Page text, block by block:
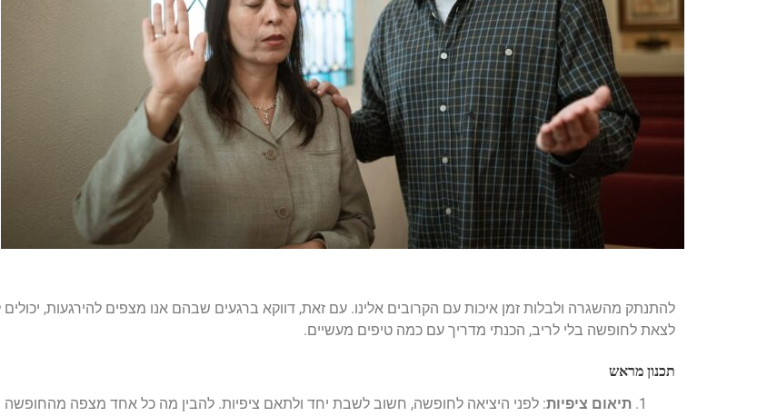
להתנתק מהשגרה ולבלות זמן איכות עם הקרובים אלינו. עם זאת, דווקא ברגעים שבהם אנו מצפים להירגעות, יכולים
לצאת לחופשה בלי לריב, הכנתי מדריך עם כמה טיפים מעשיים.
תכנון מראש
תיאום ציפיות: לפני היציאה לחופשה, חשוב לשבת יחד ולתאם ציפיות. להבין מה כל אחד מצפה מהחופשה